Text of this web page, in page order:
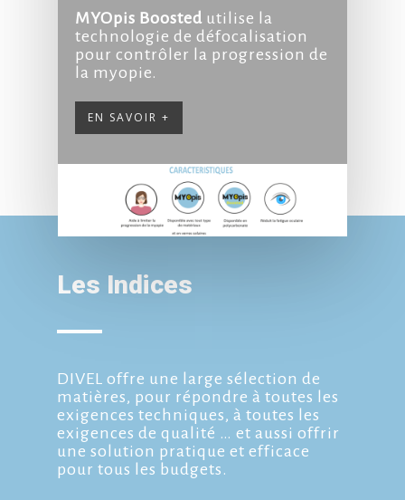
MYOpis Boosted utilise la
technologie de défocalisation
pour contrôler la progression de
la myopie.
EN SAVOIR +
Les Indices
DIVEL offre une large sélection de
matières, pour répondre à toutes les
exigences techniques, à toutes les
exigences de qualité … et aussi offrir
une solution pratique et efficace
pour tous les budgets.